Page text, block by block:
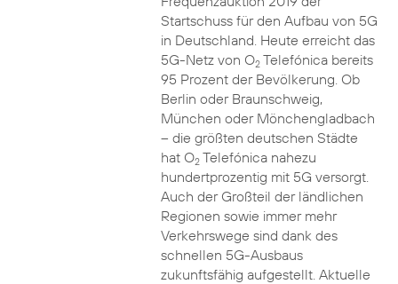
Startschuss für den Aufbau von 5G
in Deutschland. Heute erreicht das
5G-Netz von O2Telefónica bereits
95 Prozent der Bevölkerung. Ob
Berlin oder Braunschweig,
München oder Mönchengladbach
– die größten deutschen Städte
hat O2Telefónica nahezu
hundertprozentig mit 5G versorgt.
Auch der Großteil der ländlichen
Regionen sowie immer mehr
Verkehrswege sind dank des
schnellen 5G-Ausbaus
zukunftsfähig aufgestellt. Aktuelle